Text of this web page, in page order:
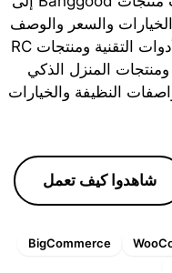
والسعر والوصف
قبل النشر. يتميّز Banggood في الأدوات التقنية ومنتجات RC
ومنتجات المنزل الذكي
النظيفة والخيارات
شاهدوا كيف تعمل
BigCommerce